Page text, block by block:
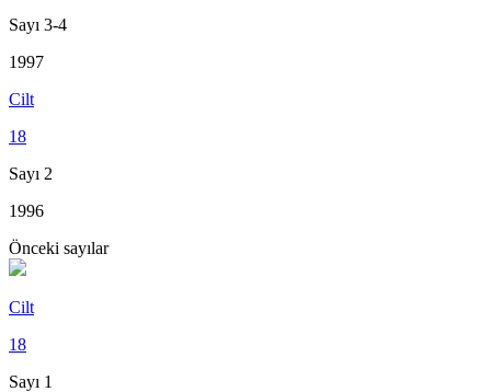
Sayı 3-4
1997
Cilt
18
Sayı 2
1996
Önceki sayılar
Cilt
18
Sayı 1